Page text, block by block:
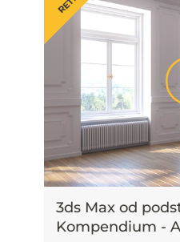
3ds Max od
Kompendium -